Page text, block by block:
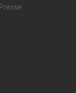
Presse